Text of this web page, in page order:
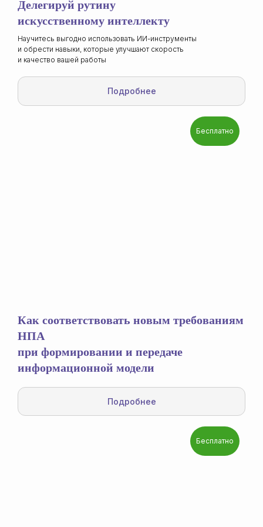
Делегируй рутину
искусственному интеллекту
Научитесь выгодно использовать ИИ-инструменты
и обрести навыки, которые улучшают скорость
и качество вашей работы
Подробнее
Бесплатно
Как соответствовать новым требованиям
НПА
при формировании и передаче
информационной модели
Подробнее
Бесплатно